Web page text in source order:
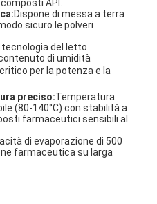
API.
Dispone di messa a terra
sicuro le polveri
tecnologia del letto
di umidità
per la potenza e la
preciso:Temperatura
(80-140°C) con stabilità a
farmaceutici sensibili al
di evaporazione di 500
farmaceutica su larga